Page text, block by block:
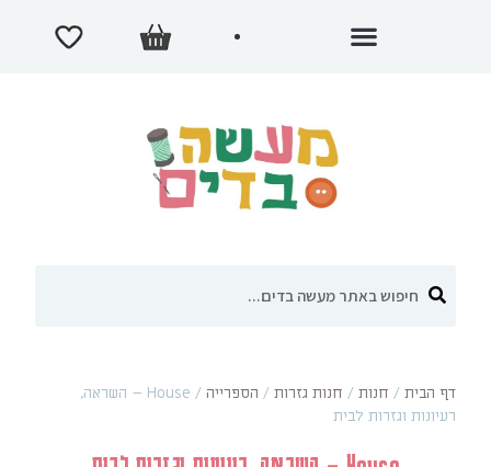
דף הבית / חנות / חנות גזרות / הספרייה /
House – השראה,
רעיונות וגזרות לבית